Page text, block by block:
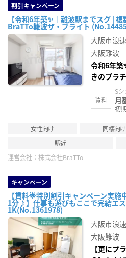
割引キャンペーン
【令和6年築✨｜難波駅までスグ | 複
BraTTo難波ザ・ブライト
大阪市浪
大阪難波
令和6年築
きのプラ
賃料
S
月
初
女性向け 同棲向け
駅近
運営会社： 株式会社BraTTo
キャンペーン
【賃料🌟特別割引キャンペーン実
1分♪】仕事も遊びもここで完結エ
1K(No.1361978)
大阪市浪
大阪難波
【更にプ